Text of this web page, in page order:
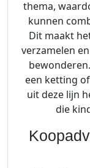
thema,
kunnen
Dit maakt
verzamelen
een ketting
uit deze lijn
die